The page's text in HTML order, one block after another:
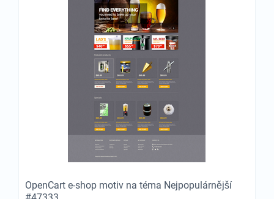
OpenCart e-shop motiv na téma Nejpopulárnější